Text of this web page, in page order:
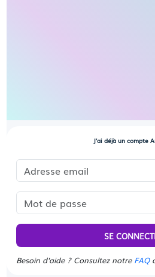
J'ai déjà un compte
SE
Besoin d'aide ? Consultez notre FAQ